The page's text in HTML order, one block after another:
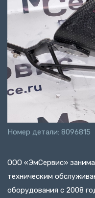
Номер детали: 8096815
ООО «ЭмСервис»
техническим
оборудования с 2008